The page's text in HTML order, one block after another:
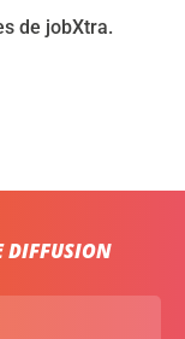
de jobXtra.
DIFFUSION